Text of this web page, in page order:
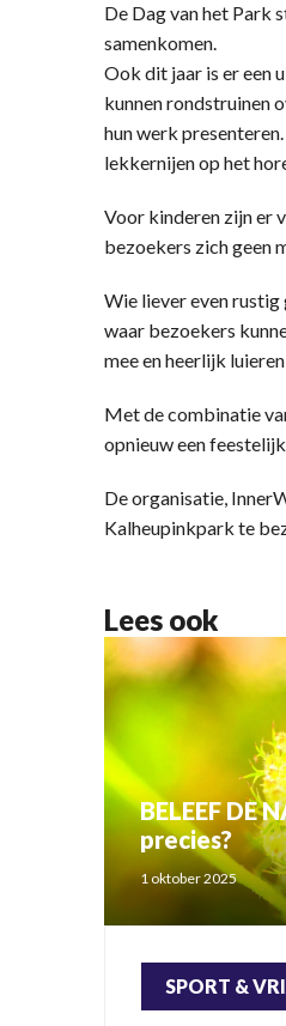
De Dag van het Park
samenkomen.
Ook dit jaar is er een
kunnen rondstruinen
hun werk
lekkernijen op het
Voor kinderen zijn er
bezoekers zich geen
Wie liever even rustig
waar bezoekers
mee en heerlijk
Met de combinatie
opnieuw een
De organisatie,
Kalheupinkpark te
Lees ook
BELEEF DE
precies?
1 oktober 2025
SPORT &